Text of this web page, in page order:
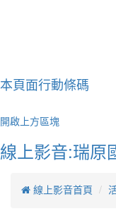
本頁面行動條碼
開啟上方區塊
線上影音:瑞原
線上影音首頁